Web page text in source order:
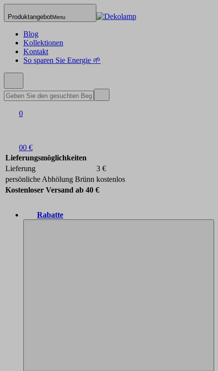
ProduktangebotMenu
Blog
Kollektionen
Kontakt
So sparen Sie Energie 🌱
0
00 €
Lieferungsmöglichkeiten
Lieferung
3 €
persönliche Abhölung Brünn kostenlos
Kostenloser Versand ab 40 €
Rabatte